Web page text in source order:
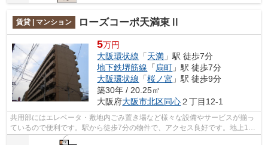
賃貸 | マンション ローズコーポ天満東Ⅱ
5万円
大阪環状線 「天満 」駅 徒歩7分
地下鉄堺筋線 「扇町 」駅 徒歩7分
大阪環状線 「桜ノ宮 」駅 徒歩9分
築30年 / 20.25㎡
大阪府大阪市北区同心２丁目12-1
共用部にはエレベータ・敷地内ごみ置き場など様々な設備やサービスが揃っ
ているので便利です。駅から徒歩7分の物件で、アクセス良好です。地上10
階建てのイチオシの物件です。眺望良好...